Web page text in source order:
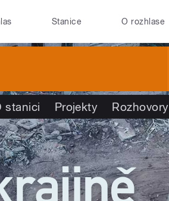
Stanice O rozhlase
stanici Projekty Rozhovory